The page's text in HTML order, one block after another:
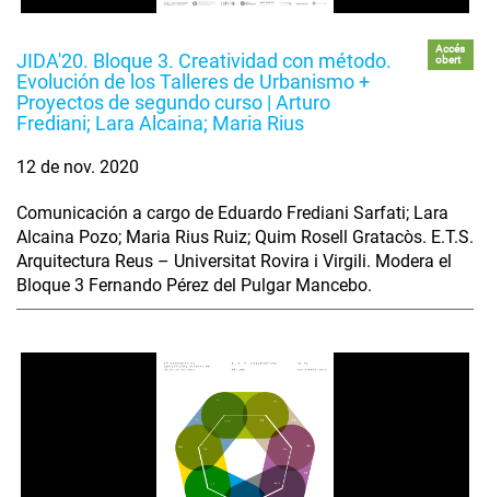
JIDA'20. Bloque 3. Creatividad con método.
Evolución de los Talleres de Urbanismo +
Proyectos de segundo curso | Arturo
Frediani; Lara Alcaina; Maria Rius
Accés
obert
12 de nov. 2020
Comunicación a cargo de Eduardo Frediani Sarfati; Lara
Alcaina Pozo; Maria Rius Ruiz; Quim Rosell Gratacòs. E.T.S.
Arquitectura Reus – Universitat Rovira i Virgili. Modera el
Bloque 3 Fernando Pérez del Pulgar Mancebo.